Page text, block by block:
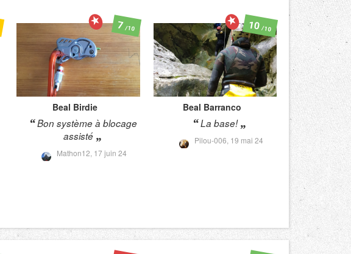
Beal Birdie
Bon système à blocage
assisté
Mathon12, 17 juin 24
7/10
Beal Barranco
La base!
Pilou-006, 19 mai 24
10/10